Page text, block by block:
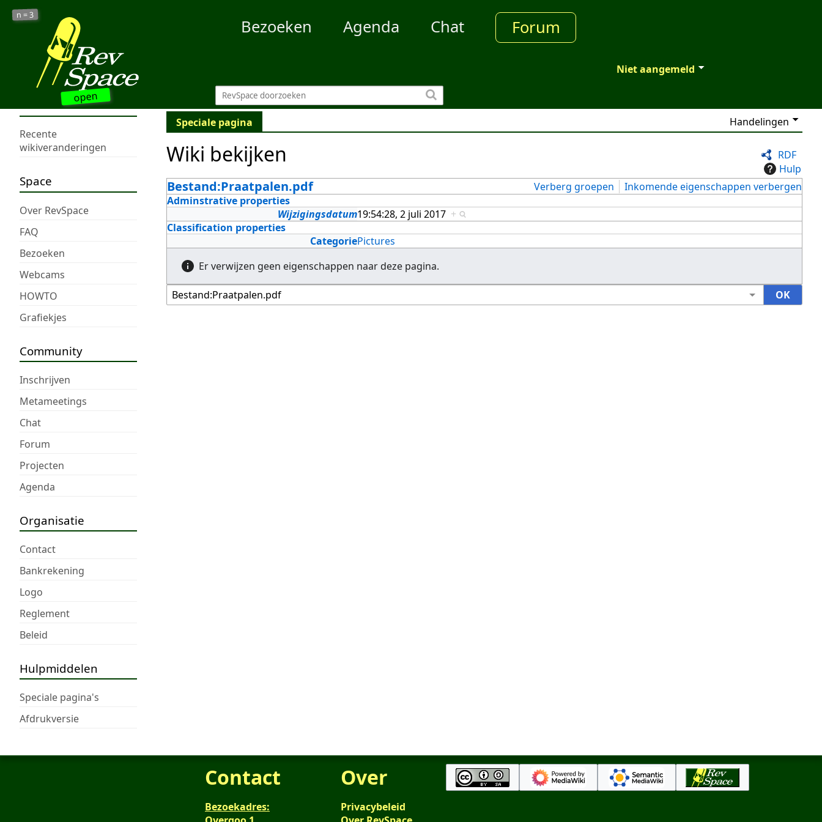
open
n =3
Bezoeken Agenda Chat Forum
Niet aangemeld
Recente
wikiveranderingen
Space
Over RevSpace
FAQ
Bezoeken
Webcams
HOWTO
Grafiekjes
Community
Inschrijven
Metameetings
Chat
Forum
Projecten
Agenda
Organisatie
Contact
Bankrekening
Logo
Reglement
Beleid
Hulpmiddelen
Speciale pagina's
Afdrukversie
Speciale pagina Handelingen
RDF
Hulp
Wiki bekijken
Bestand:Praatpalen.pdf Verberg groepen
Inkomende eigenschappen verbergen
Adminstrative properties
Wijzigingsdatum19:54:28, 2 juli 2017 +
Classification properties
CategoriePictures
Er verwijzen geen eigenschappen naar deze pagina.
Contact
Bezoekadres:
Over
Privacybeleid